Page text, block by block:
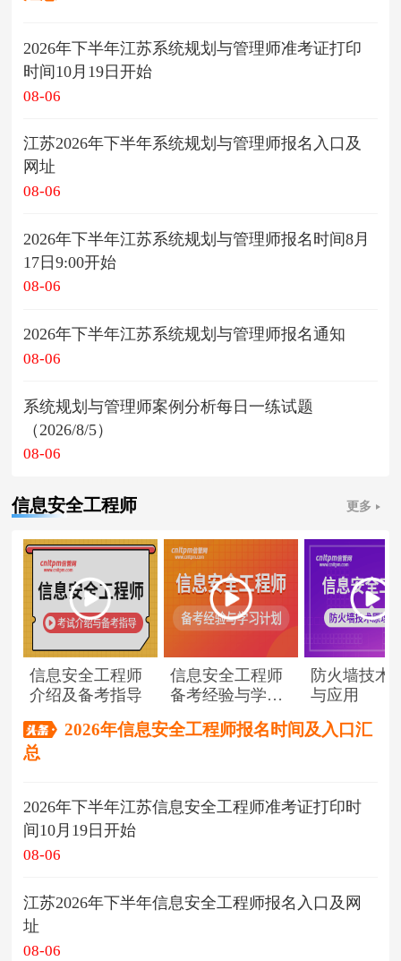
2026年下半年江苏系统规划与管理师准考证打印
时间10月19日开始
08-06
江苏2026年下半年系统规划与管理师报名入口及
网址
08-06
2026年下半年江苏系统规划与管理师报名时间8月
17日9:00开始
08-06
2026年下半年江苏系统规划与管理师报名通知
08-06
系统规划与管理师案例分析每日一练试题
（2026/8/5）
08-06
信息安全工程师 更多
信息安全工程师
介绍及备考指导
信息安全工程师
备考经验与学习
防火墙技术
与应用
2026年信息安全工程师报名时间及入口汇
总
2026年下半年江苏信息安全工程师准考证打印时
间10月19日开始
08-06
江苏2026年下半年信息安全工程师报名入口及网
址
08-06